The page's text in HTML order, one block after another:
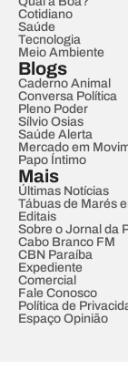
Cotidiano
Saúde
Tecnologia
Meio Ambiente
Blogs
Caderno Animal
Conversa Política
Pleno Poder
Sílvio Osias
Saúde Alerta
Mercado em
Papo Íntimo
Mais
Últimas Notícias
Tábuas de Marés
Editais
Sobre o Jornal da
Cabo Branco FM
CBN Paraíba
Expediente
Comercial
Fale Conosco
Política de
Espaço Opinião